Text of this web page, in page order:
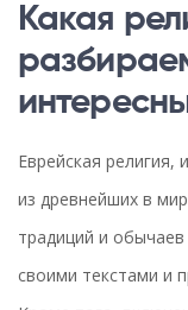
Какая
Еврейская религия,
из древнейших в
традиций и
своими текстами и